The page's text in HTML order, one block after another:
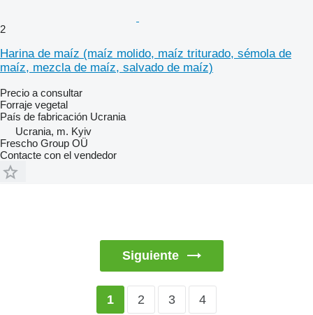
2
Harina de maíz (maíz molido, maíz triturado, sémola de
maíz, mezcla de maíz, salvado de maíz)
Precio a consultar
Forraje vegetal
País de fabricación Ucrania
Ucrania, m. Kyiv
Frescho Group OÜ
Contacte con el vendedor
Siguiente
1 2 3 4